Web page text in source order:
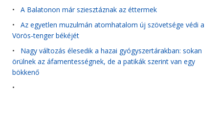
• A Balatonon már sziesztáznak az éttermek
• Az egyetlen muzulmán atomhatalom új szövetsége védi a
Vörös-tenger békéjét
• Nagy változás élesedik a hazai gyógyszertárakban: sokan
örülnek az áfamentességnek, de a patikák szerint van egy
bökkenő
•